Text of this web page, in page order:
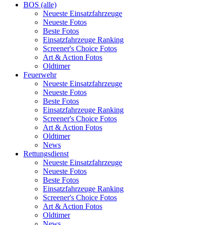
BOS (alle)
Neueste Einsatzfahrzeuge
Neueste Fotos
Beste Fotos
Einsatzfahrzeuge Ranking
Screener's Choice Fotos
Art & Action Fotos
Oldtimer
Feuerwehr
Neueste Einsatzfahrzeuge
Neueste Fotos
Beste Fotos
Einsatzfahrzeuge Ranking
Screener's Choice Fotos
Art & Action Fotos
Oldtimer
News
Rettungsdienst
Neueste Einsatzfahrzeuge
Neueste Fotos
Beste Fotos
Einsatzfahrzeuge Ranking
Screener's Choice Fotos
Art & Action Fotos
Oldtimer